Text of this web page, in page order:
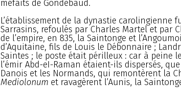
méfaits de Gondebaud.
L’établissement de la dynastie carolingienne
Sarrasins, refoulés par Charles Martel et par
de l’empire, en 835, la Saintonge et
d’Aquitaine, fils de Louis le Débonnaire ;
Saintes ; le poste était périlleux : car à peine
l’émir Abd-eI-Raman étaient-ils dispersés,
Danois et les Normands, qui remontèrent la
Mediolonum et ravagèrent l’Aunis, la